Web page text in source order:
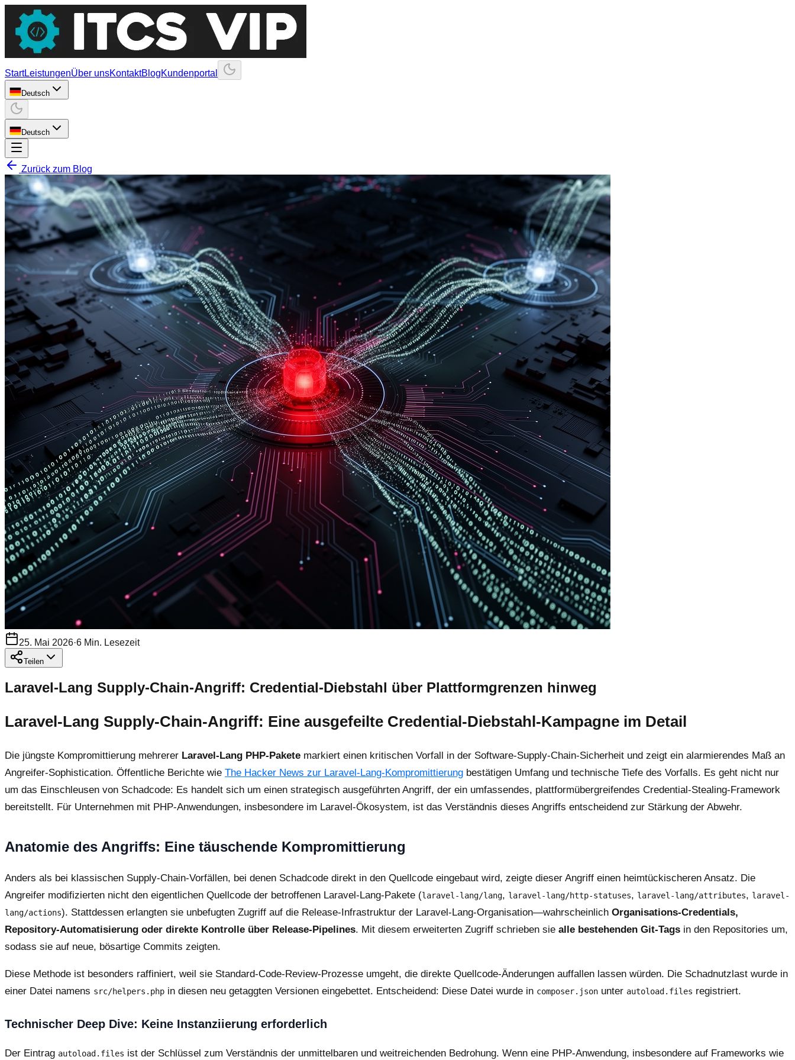
StartLeistungenÜber unsKontaktBlogKundenportal
Deutsch
Deutsch
Zurück zum Blog
25. Mai 2026·6 Min. Lesezeit
Teilen
Laravel-Lang Supply-Chain-Angriff: Credential-Diebstahl über Plattformgrenzen hinweg
Laravel-Lang Supply-Chain-Angriff: Eine ausgefeilte Credential-Diebstahl-Kampagne im Detail
Die jüngste Kompromittierung mehrerer Laravel-Lang PHP-Pakete markiert einen kritischen Vorfall in der Software-Supply-Chain-Sicherheit und zeigt ein alarmierendes Maß an
Angreifer-Sophistication. Öffentliche Berichte wie The Hacker News zur Laravel-Lang-Kompromittierung bestätigen Umfang und technische Tiefe des Vorfalls. Es geht nicht nur
um das Einschleusen von Schadcode: Es handelt sich um einen strategisch ausgeführten Angriff, der ein umfassendes, plattformübergreifendes Credential-Stealing-Framework
bereitstellt. Für Unternehmen mit PHP-Anwendungen, insbesondere im Laravel-Ökosystem, ist das Verständnis dieses Angriffs entscheidend zur Stärkung der Abwehr.
Anatomie des Angriffs: Eine täuschende Kompromittierung
Anders als bei klassischen Supply-Chain-Vorfällen, bei denen Schadcode direkt in den Quellcode eingebaut wird, zeigte dieser Angriff einen heimtückischeren Ansatz. Die
Angreifer modifizierten nicht den eigentlichen Quellcode der betroffenen Laravel-Lang-Pakete (laravel-lang/lang, laravel-lang/http-statuses, laravel-lang/attributes, laravel-
lang/actions). Stattdessen erlangten sie unbefugten Zugriff auf die Release-Infrastruktur der Laravel-Lang-Organisation—wahrscheinlich Organisations-Credentials,
Repository-Automatisierung oder direkte Kontrolle über Release-Pipelines. Mit diesem erweiterten Zugriff schrieben sie alle bestehenden Git-Tags in den Repositories um,
sodass sie auf neue, bösartige Commits zeigten.
Diese Methode ist besonders raffiniert, weil sie Standard-Code-Review-Prozesse umgeht, die direkte Quellcode-Änderungen auffallen lassen würden. Die Schadnutzlast wurde in
einer Datei namens src/helpers.php in diesen neu getaggten Versionen eingebettet. Entscheidend: Diese Datei wurde in composer.json unter autoload.files registriert.
Technischer Deep Dive: Keine Instanziierung erforderlich
Der Eintrag autoload.files ist der Schlüssel zum Verständnis der unmittelbaren und weitreichenden Bedrohung. Wenn eine PHP-Anwendung, insbesondere auf Frameworks wie